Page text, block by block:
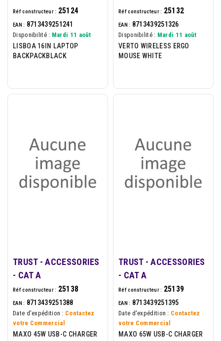
Réf constructeur : 25124
EAN : 8713439251241
Disponibilité : Mardi 11 août
LISBOA 16IN LAPTOP
BACKPACKBLACK
Réf constructeur : 25132
EAN : 8713439251326
Disponibilité : Mardi 11 août
VERTO WIRELESS ERGO
MOUSE WHITE
TRUST - ACCESSORIES
- CAT A
Réf constructeur : 25138
EAN : 8713439251388
Date d'expédition : Contactez
votre Commercial
MAXO 45W USB-C CHARGER
TRUST - ACCESSORIES
- CAT A
Réf constructeur : 25139
EAN : 8713439251395
Date d'expédition : Contactez
votre Commercial
MAXO 65W USB-C CHARGER